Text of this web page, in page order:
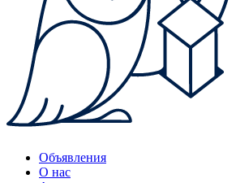
Объявления
О нас